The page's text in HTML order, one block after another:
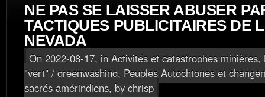
NE PAS SE LAISSER ABUSER
TACTIQUES PUBLICITAIRES DE
NEVADA
On 2022-08-17, in Activités et catastrophes minières,
"vert" / greenwashing, Peuples Autochtones et
sacrés amérindiens, by chrisp